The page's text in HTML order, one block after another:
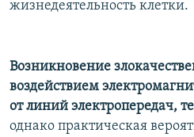
жизнедеятельность клетки.
Возникновение
воздействием
от линий электропередач,
однако практическая